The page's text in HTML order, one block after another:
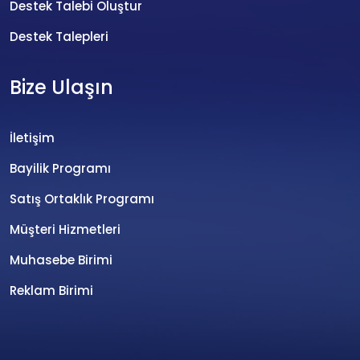
Destek Talebi Oluştur
Destek Talepleri
Bize Ulaşın
İletişim
Bayilik Programı
Satış Ortaklık Programı
Müşteri Hizmetleri
Muhasebe Birimi
Reklam Birimi